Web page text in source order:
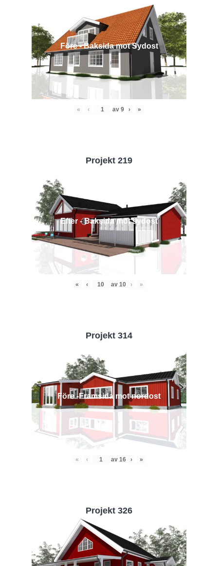
Före - Baksida mot Sydost
« ‹ av 9 › »
Projekt 219
Efter - Baksida mot sydost
« ‹ av 10 › »
Projekt 314
Före -Framsida mot nordost
« ‹ av 16 › »
Projekt 326